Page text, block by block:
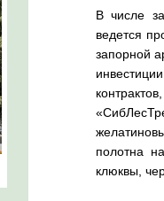
В числе
ведется
запорной
полотна
клюквы,